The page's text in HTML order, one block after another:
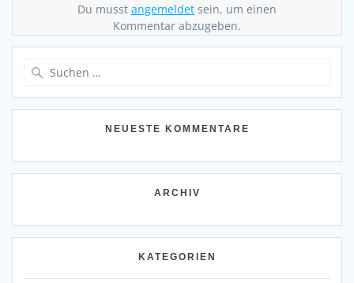
Du musst angemeldet sein, um einen
Kommentar abzugeben.
NEUESTE KOMMENTARE
ARCHIV
KATEGORIEN